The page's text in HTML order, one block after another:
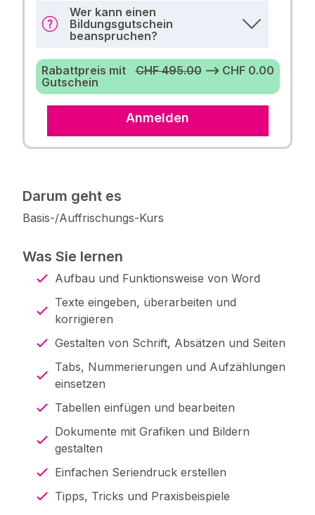
Wer kann einen
Bildungsgutschein
beanspruchen?
Rabattpreis mit
Gutschein
CHF 495.00⟶ CHF 0.00
Anmelden
Darum geht es
Basis-/Auffrischungs-Kurs
Was Sie lernen
Aufbau und Funktionsweise von Word
Texte eingeben, überarbeiten und
korrigieren
Gestalten von Schrift, Absätzen und Seiten
Tabs, Nummerierungen und Aufzählungen
einsetzen
Tabellen einfügen und bearbeiten
Dokumente mit Grafiken und Bildern
gestalten
Einfachen Seriendruck erstellen
Tipps, Tricks und Praxisbeispiele